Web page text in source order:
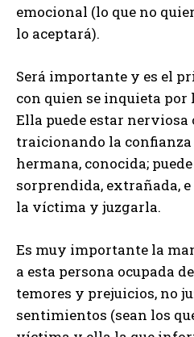
emocional (lo que no
lo aceptará).
Será importante y es el
con quien se inquieta por
Ella puede estar nerviosa
traicionando la confianza
hermana, conocida;
sorprendida, extrañada,
la víctima y juzgarla.
Es muy importante la
a esta persona ocupada
temores y prejuicios, no
sentimientos (sean los